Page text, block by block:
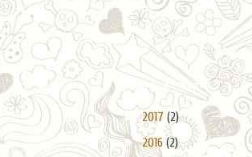
Arquivo do blogue
►2017 (2)
►2016(2)